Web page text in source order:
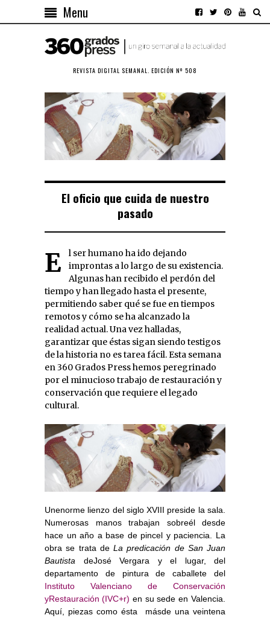
Menu
REVISTA DIGITAL SEMANAL. EDICIÓN Nº 508
El oficio que cuida de nuestro
pasado
El ser humano ha ido dejando
improntas a lo largo de su existencia.
Algunas han recibido el perdón del
tiempo y han llegado hasta el presente,
permitiendo saber qué se fue en tiempos
remotos y cómo se ha alcanzado la
realidad actual. Una vez halladas,
garantizar que éstas sigan siendo testigos
de la historia no es tarea fácil. Esta semana
en 360 Grados Press hemos peregrinado
por el minucioso trabajo de restauración y
conservación que requiere el legado
cultural.
Unenorme lienzo del siglo XVIII preside la sala.
Numerosas manos trabajan sobreél desde
hace un año a base de pincel y paciencia. La
obra se trata de La predicación de San Juan
Bautista deJosé Vergara y el lugar, del
departamento de pintura de caballete del
Instituto Valenciano de Conservación
yRestauración (IVC+r) en su sede en Valencia.
Aquí, piezas como ésta  másde una veintena